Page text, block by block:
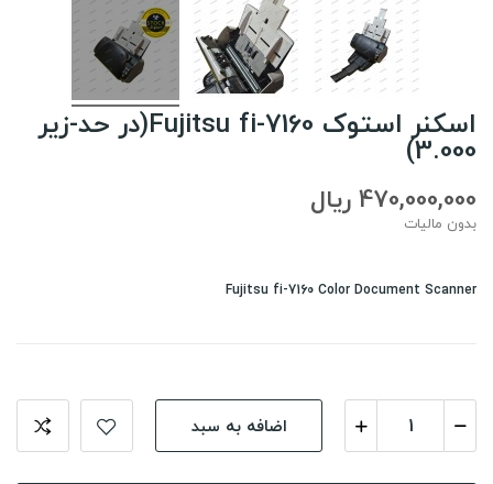
اسکنر استوک Fujitsu fi-7160(در حد-زیر
3.000)
470,000,000 ریال
بدون مالیات
Fujitsu fi-7160 Color Document Scanner
اضافه به سبد